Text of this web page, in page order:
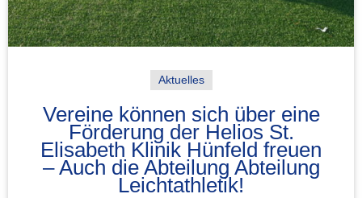
Aktuelles
Vereine können sich über eine
Förderung der Helios St.
Elisabeth Klinik Hünfeld freuen
– Auch die Abteilung Abteilung
Leichtathletik!